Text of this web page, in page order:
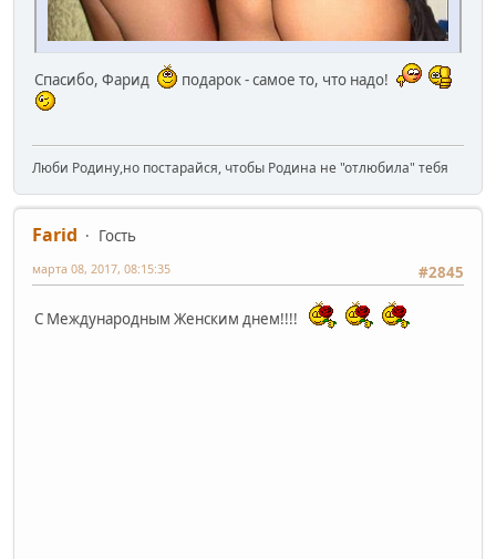
Спасибо, Фарид подарок - самое то, что надо!
Люби Родину,но постарайся, чтобы Родина не "отлюбила" тебя
Farid
Гость
#2845
марта 08, 2017, 08:15:35
С Международным Женским днем!!!!